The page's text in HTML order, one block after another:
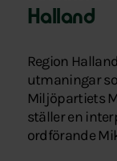
Halland
Region
utmaningar
Miljöpartiets
ställer en
ordförande